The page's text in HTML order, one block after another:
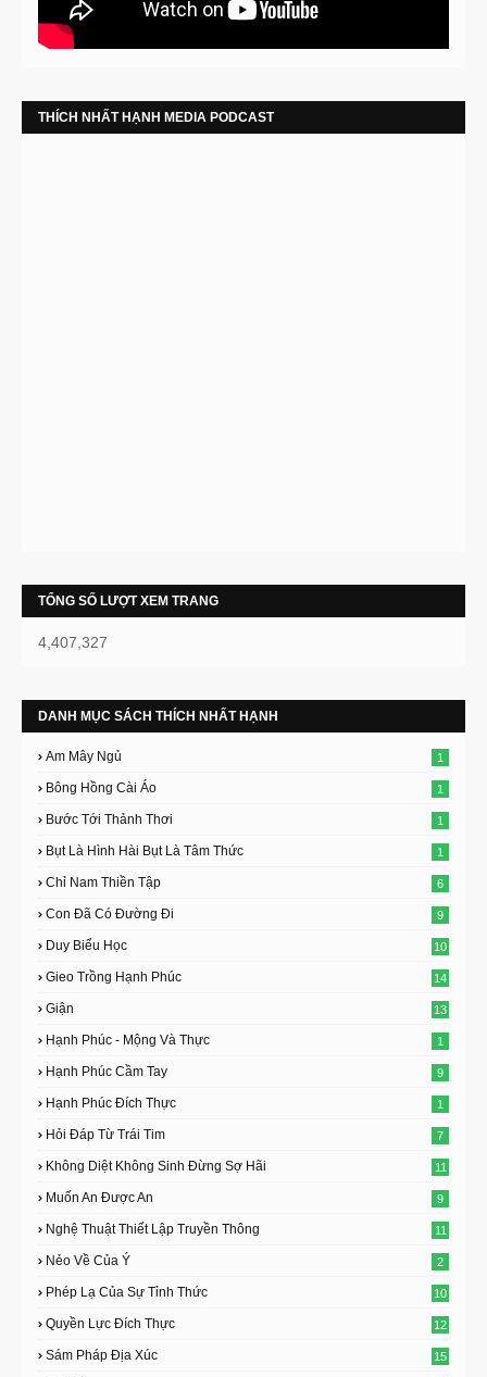
THÍCH NHẤT HẠNH MEDIA PODCAST
TỔNG SỐ LƯỢT XEM TRANG
4,407,327
DANH MỤC SÁCH THÍCH NHẤT HẠNH
Am Mây Ngủ 1
Bông Hồng Cài Áo 1
Bước Tới Thảnh Thơi 1
Bụt Là Hình Hài Bụt Là Tâm Thức 1
Chỉ Nam Thiền Tập 6
Con Đã Có Đường Đi 9
Duy Biểu Học 10
Gieo Trồng Hạnh Phúc 14
Giận 13
Hạnh Phúc - Mộng Và Thực 1
Hạnh Phúc Cầm Tay 9
Hạnh Phúc Đích Thực 1
Hỏi Đáp Từ Trái Tim 7
Không Diệt Không Sinh Đừng Sợ Hãi 11
Muốn An Được An 9
Nghệ Thuật Thiết Lập Truyền Thông 11
Nẻo Về Của Ý 2
Phép Lạ Của Sự Tỉnh Thức 10
Quyền Lực Đích Thực 12
Sám Pháp Địa Xúc 15